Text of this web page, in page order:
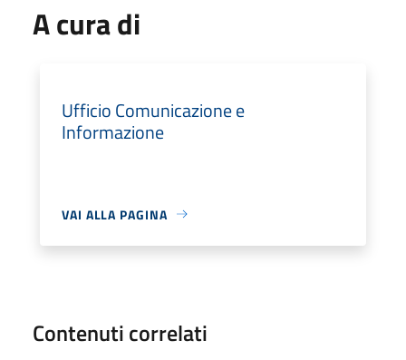
A cura di
Ufficio Comunicazione e
Informazione
VAI ALLA PAGINA
Contenuti correlati